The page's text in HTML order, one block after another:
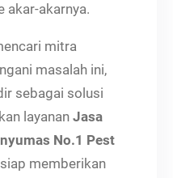
akar-akarnya.
mitra
masalah ini,
sebagai solusi
layanan Jasa
No.1 Pest
memberikan